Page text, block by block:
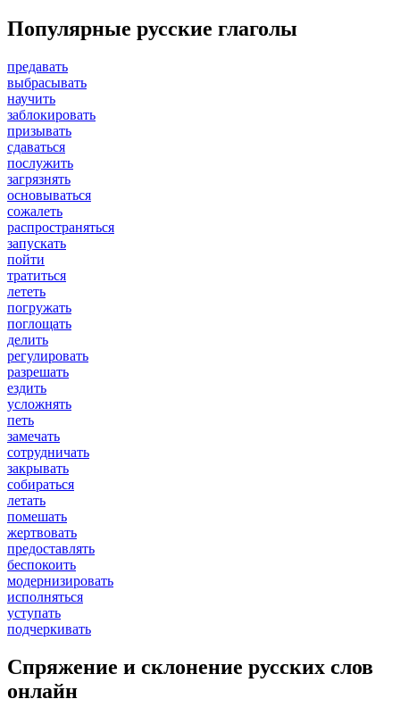
Популярные русские глаголы
предавать
выбрасывать
научить
заблокировать
призывать
сдаваться
послужить
загрязнять
основываться
сожалеть
распространяться
запускать
пойти
тратиться
лететь
погружать
поглощать
делить
регулировать
разрешать
ездить
усложнять
петь
замечать
сотрудничать
закрывать
собираться
летать
помешать
жертвовать
предоставлять
беспокоить
модернизировать
исполняться
уступать
подчеркивать
Спряжение и склонение русских слов
онлайн